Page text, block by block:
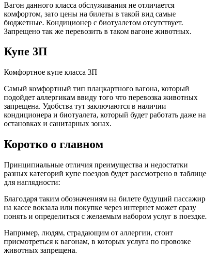
Вагон данного класса обслуживания не отличается
комфортом, зато цены на билеты в такой вид самые
бюджетные. Кондиционер с биотуалетом отсутствует.
Запрещено так же перевозить в таком вагоне животных.
Купе 3П
Комфортное купе класса 3П
Самый комфортный тип плацкартного вагона, который
подойдет аллергикам ввиду того что перевозка животных
запрещена. Удобства тут заключаются в наличии
кондиционера и биотуалета, который будет работать даже на
остановках и санитарных зонах.
Коротко о главном
Принципиальные отличия преимущества и недостатки
разных категорий купе поездов будет рассмотрено в таблице
для наглядности:
Благодаря таким обозначениям на билете будущий пассажир
на кассе вокзала или покупке через интернет может сразу
понять и определиться с желаемым набором услуг в поездке.
Например, людям, страдающим от аллергии, стоит
присмотреться к вагонам, в которых услуга по провозке
животных запрещена.